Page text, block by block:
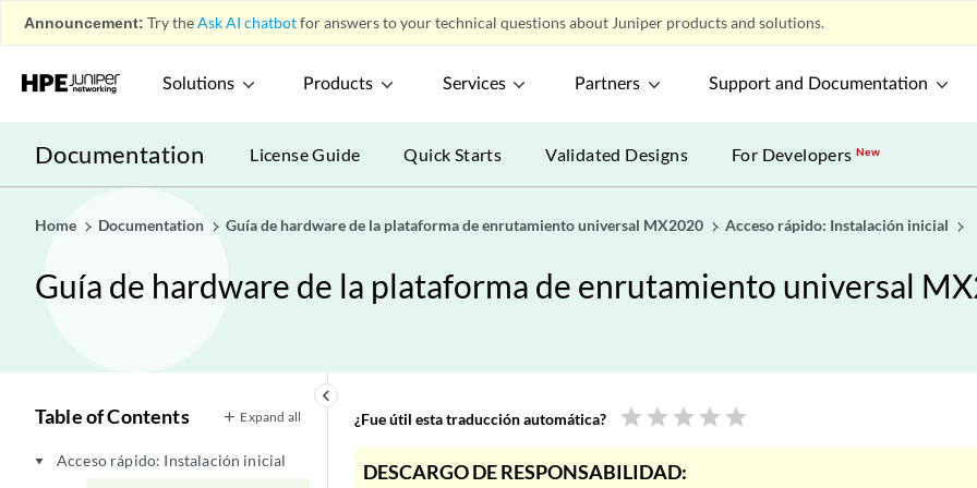
Announcement: Try theAsk AI chatbotfor answers to your technical questions about Juniper products and solutions.
Solutions Products Services Partners Support and Documentation
Documentation License Guide Quick Starts Validated Designs For DevelopersNew
Home Documentation Guía de hardware de la plataforma de enrutamiento universal MX2020 Acceso rápido: Instalación inicial
Guía de hardware de la plataforma de enrutamiento universal
keyboard_arrow_left
Table of Contents Expand all
play_arrow
Acceso rápido: Instalación inicial
¿Fue útil esta traducción automática? star star star star star
DESCARGO DE RESPONSABILIDAD: